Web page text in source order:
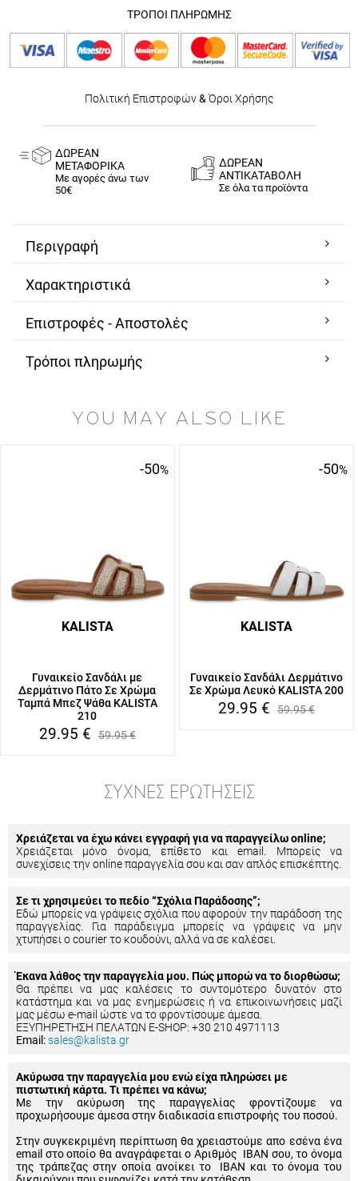
ΤΡΟΠΟΙ ΠΛΗΡΩΜΗΣ
Πολιτική Επιστροφών& Όροι Χρήσης
ΔΩΡΕΑΝ
ΜΕΤΑΦΟΡΙΚΑ
Με αγορές άνω των
50€
ΔΩΡΕΑΝ
ΑΝΤΙΚΑΤΑΒΟΛΗ
Σε όλα τα προϊόντα
Περιγραφή
Χαρακτηριστικά
Επιστροφές - Αποστολές
Τρόποι πληρωμής
YOU MAY ALSO LIKE
-50%
KALISTA
Γυναικείο Σανδάλι με
Δερμάτινο Πάτο Σε Χρώμα
Ταμπά Μπεζ Ψάθα KALISTA
210
29.95 € 59.95€
-50%
KALISTA
Γυναικείο Σανδάλι Δερμάτινο
Σε Χρώμα Λευκό KALISTA 200
29.95 € 59.95€
ΣΥΧΝΈΣ ΕΡΩΤΉΣΕΙΣ
Χρειάζεται να έχω κάνει εγγραφή για να παραγγείλω online;
Χρειάζεται μόνο όνομα, επίθετο και email. Μπορείς να
συνεχίσεις την online παραγγελία σου και σαν απλός επισκέπτης.
Σε τι χρησιμεύει το πεδίο “Σχόλια Παράδοσης”;
Εδώ μπορείς να γράψεις σχόλια που αφορούν την παράδοση της
παραγγελίας. Για παράδειγμα μπορείς να γράψεις να μην
χτυπήσει ο courier το κουδούνι, αλλά να σε καλέσει.
Έκανα λάθος την παραγγελία μου. Πώς μπορώ να το διορθώσω;
Θα πρέπει να μας καλέσεις το συντομότερο δυνατόν στο
κατάστημα και να μας ενημερώσεις ή να επικοινωνήσεις μαζί
μας μέσω e-mail ώστε να το φροντίσουμε άμεσα.
ΕΞΥΠΗΡΕΤΗΣΗ ΠΕΛΑΤΩΝ E-SHOP: +30 210 4971113
Email:sales@kalista.gr
Ακύρωσα την παραγγελία μου ενώ είχα πληρώσει με
πιστωτική κάρτα. Τι πρέπει να κάνω;
Με την ακύρωση της παραγγελίας φροντίζουμε να
προχωρήσουμε άμεσα στην διαδικασία επιστροφής του ποσού.
Στην συγκεκριμένη περίπτωση θα χρειαστούμε απο εσένα ένα
email στο οποίο θα αναγράφεται ο Αριθμός IBAN σου, το όνομα
της τράπεζας στην οποία ανοίκει το IBAN και το όνομα του